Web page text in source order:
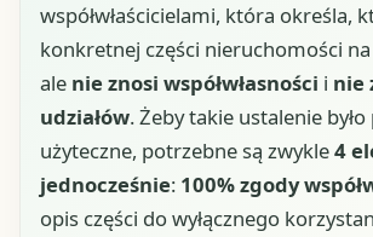
współwłaścicielami, która określa,
konkretnej części nieruchomości na
ale nie znosi współwłasności i nie
udziałów. Żeby takie ustalenie
użyteczne, potrzebne są zwykle4
jednocześnie: 100% zgody
opis części do wyłącznego